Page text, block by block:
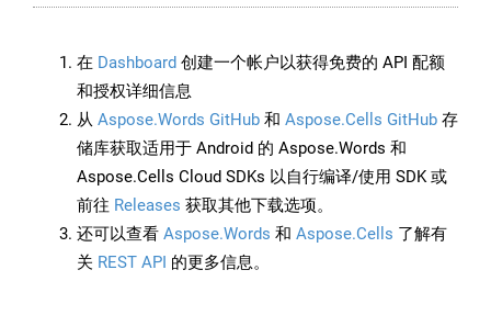
在 Dashboard 创建一个帐户以获得免费的 API 配额
和授权详细信息
从 Aspose.Words GitHub 和 Aspose.Cells GitHub 存
储库获取适用于 Android 的 Aspose.Words 和
Aspose.Cells Cloud SDKs 以自行编译/使用 SDK 或
前往 Releases 获取其他下载选项。
还可以查看 Aspose.Words 和 Aspose.Cells 了解有
关 REST API 的更多信息。